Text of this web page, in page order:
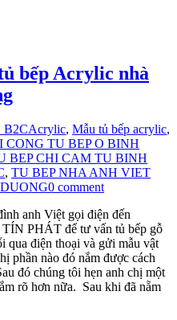
bếp Acrylic nhà
Acrylic, Mẫu tủ bếp acrylic,
CONG TU BEP O BINH
BEP CHI CAM TU BINH
, TU BEP NHA ANH VIET
0 comment
anh Việt gọi điện đến
PHÁT để tư vấn tủ bếp gỗ
qua điện thoại và gửi mẫu vật
phần nào đó nắm được cách
đó chúng tôi hẹn anh chị một
rõ hơn nữa. Sau khi đã nẵm